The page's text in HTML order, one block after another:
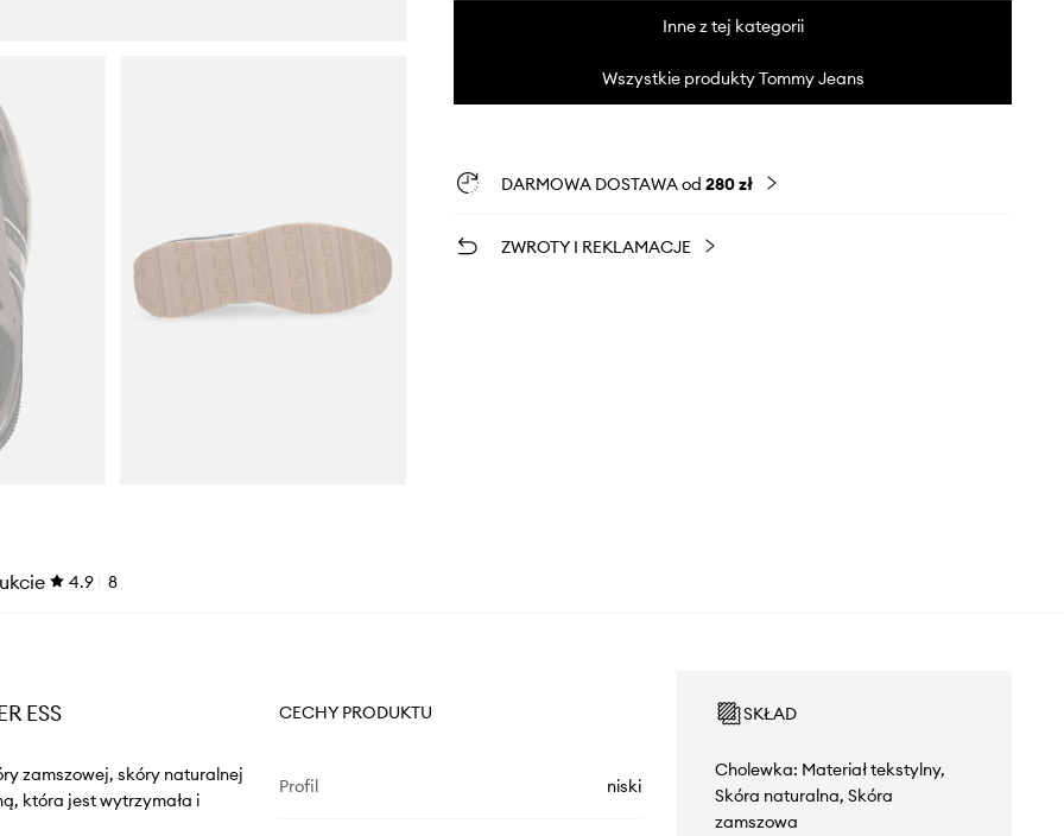
Inne z tej kategorii
Wszystkie produkty Tommy Jeans
DARMOWA DOSTAWA od 280 zł
ZWROTY I REKLAMACJE
4.9 8
ESS
zamszowej, skóry naturalnej
która jest wytrzymała i
CECHY PRODUKTU
Profil niski
SKŁAD
Cholewka: Materiał tekstylny,
Skóra naturalna, Skóra
zamszowa